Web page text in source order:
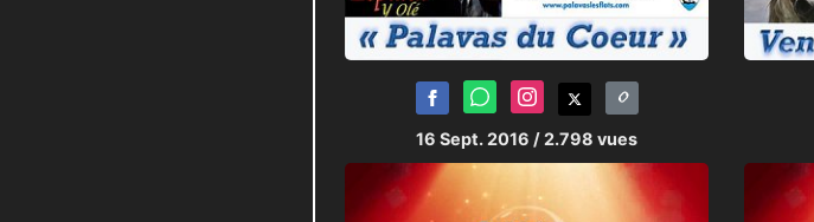
16 Sept. 2016 / 2.798 vues